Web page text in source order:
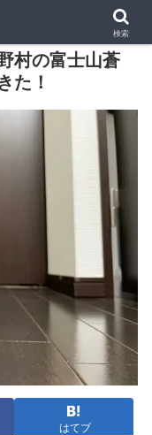
村の富士山蒼
た！
はてブ
検索